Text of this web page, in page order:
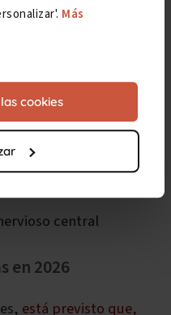
Más
cookies
trastorno bipolar o
producido por
central
en 2026
está previsto que,